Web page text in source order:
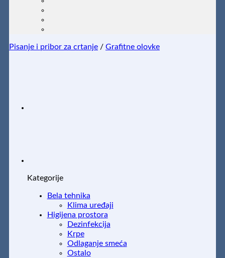
Pisanje i pribor za crtanje / Grafitne olovke
Kategorije
Bela tehnika
Klima uređaji
Higijena prostora
Dezinfekcija
Krpe
Odlaganje smeća
Ostalo